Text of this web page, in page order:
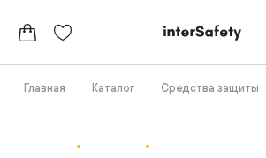
Главная Каталог Средства защиты